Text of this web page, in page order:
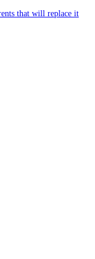
that will replace it